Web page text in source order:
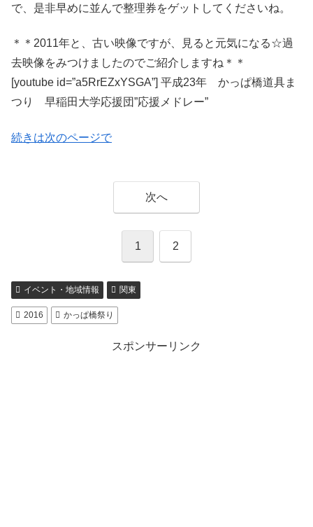
で、是非早めに並んで整理券をゲットしてくださいね。
＊＊2011年と、古い映像ですが、見ると元気になる☆過
去映像をみつけましたのでご紹介しますね＊＊
[youtube id=”a5RrEZxYSGA”] 平成23年 かっぱ橋道具ま
つり 早稲田大学応援団”応援メドレー”
続きは次のページで
次へ
1 2
イベント・地域情報 関東
2016 かっぱ橋祭り
スポンサーリンク